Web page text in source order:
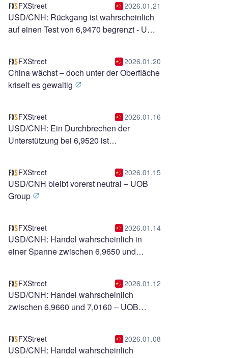
FXStreet 2026.01.21
USD/CNH: Rückgang ist wahrscheinlich
auf einen Test von 6,9470 begrenzt - UOB
FXStreet 2026.01.20
China wächst – doch unter der Oberfläche
kriselt es gewaltig
FXStreet 2026.01.16
USD/CNH: Ein Durchbrechen der
Unterstützung bei 6,9520 ist
FXStreet 2026.01.15
USD/CNH bleibt vorerst neutral – UOB
Group
FXStreet 2026.01.14
USD/CNH: Handel wahrscheinlich in
einer Spanne zwischen 6,9650 und
FXStreet 2026.01.12
USD/CNH: Handel wahrscheinlich
zwischen 6,9660 und 7,0160 – UOB
FXStreet 2026.01.08
USD/CNH: Handel wahrscheinlich